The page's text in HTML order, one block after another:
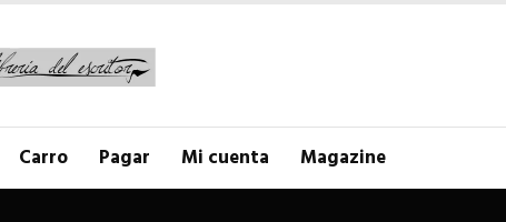
Carro Pagar Mi cuenta Magazine